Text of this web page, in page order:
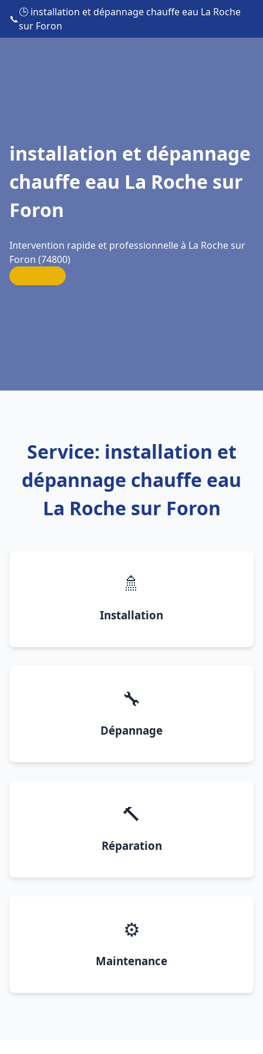
📞
🕒 installation et dépannage chauffe eau La Roche
sur Foron
installation et dépannage
chauffe eau La Roche sur
Foron
Intervention rapide et professionnelle à La Roche sur
Foron (74800)
Service: installation et
dépannage chauffe eau
La Roche sur Foron
🚿
Installation
🔧
Dépannage
🔨
Réparation
⚙️
Maintenance